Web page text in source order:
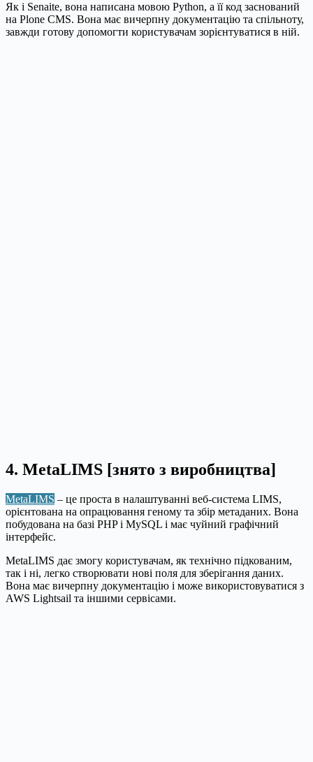
Як і Senaite, вона написана мовою Python, а її код заснований
на Plone CMS. Вона має вичерпну документацію та спільноту,
завжди готову допомогти користувачам зорієнтуватися в ній.
4. MetaLIMS [знято з виробництва]
MetaLIMS – це проста в налаштуванні веб-система LIMS,
орієнтована на опрацювання геному та збір метаданих. Вона
побудована на базі PHP і MySQL і має чуйний графічний
інтерфейс.
MetaLIMS дає змогу користувачам, як технічно підкованим,
так і ні, легко створювати нові поля для зберігання даних.
Вона має вичерпну документацію і може використовуватися з
AWS Lightsail та іншими сервісами.